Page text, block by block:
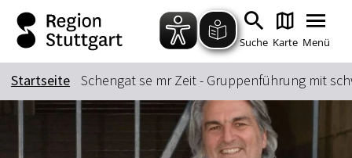
Zum Hauptinhalt springen
Zur Suche springen
Zur Hauptnavigation
Zum Footer springen
Suche Karte Menü
Suchbegriff
Startseite Schengat se mr Zeit - Gruppenführung mit